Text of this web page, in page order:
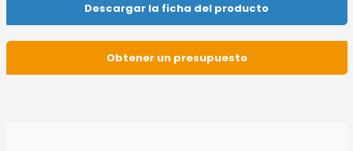
Descargar la ficha del producto
Obtener un presupuesto